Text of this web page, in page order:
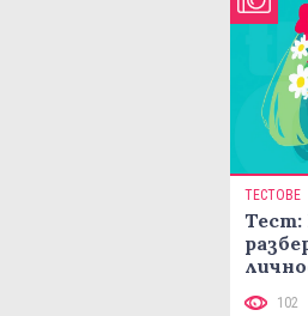
ТЕСТОВЕ
Тест:
102